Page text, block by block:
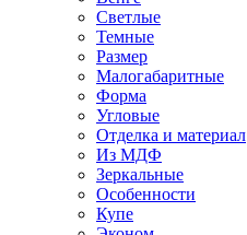
Светлые
Темные
Размер
Малогабаритные
Форма
Угловые
Отделка и материал
Из МДФ
Зеркальные
Особенности
Купе